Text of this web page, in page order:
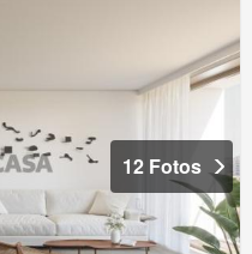
12 Fotos